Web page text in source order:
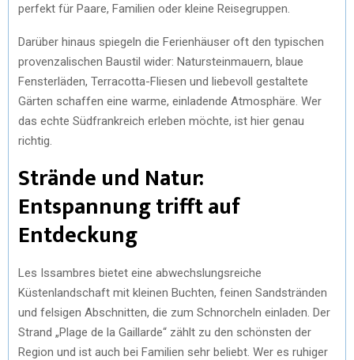
perfekt für Paare, Familien oder kleine Reisegruppen.
Darüber hinaus spiegeln die Ferienhäuser oft den typischen
provenzalischen Baustil wider: Natursteinmauern, blaue
Fensterläden, Terracotta-Fliesen und liebevoll gestaltete
Gärten schaffen eine warme, einladende Atmosphäre. Wer
das echte Südfrankreich erleben möchte, ist hier genau
richtig.
Strände und Natur:
Entspannung trifft auf
Entdeckung
Les Issambres bietet eine abwechslungsreiche
Küstenlandschaft mit kleinen Buchten, feinen Sandstränden
und felsigen Abschnitten, die zum Schnorcheln einladen. Der
Strand „Plage de la Gaillarde“ zählt zu den schönsten der
Region und ist auch bei Familien sehr beliebt. Wer es ruhiger